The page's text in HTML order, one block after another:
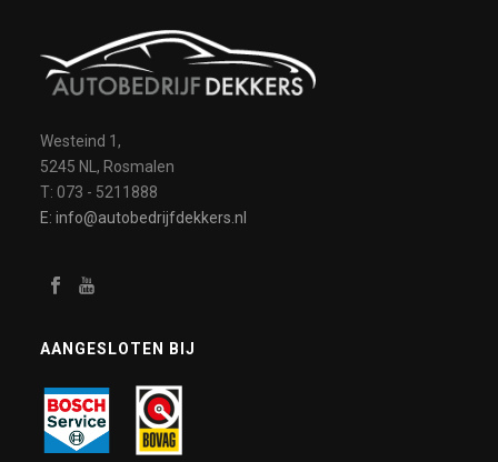
Westeind 1,
5245 NL, Rosmalen
T: 073 - 5211888
E: info@autobedrijfdekkers.nl
AANGESLOTEN BIJ